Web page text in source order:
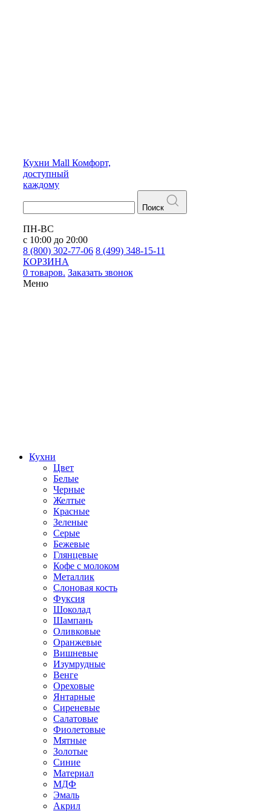
Кухни Mall Комфорт,
доступный
каждому
Поиск
ПН-ВС
с 10:00 до 20:00
8 (800) 302-77-06 8 (499) 348-15-11
КОРЗИНА
0 товаров. Заказать звонок
Меню
Кухни
Цвет
Белые
Черные
Желтые
Красные
Зеленые
Серые
Бежевые
Глянцевые
Кофе с молоком
Металлик
Слоновая кость
Фуксия
Шоколад
Шампань
Оливковые
Оранжевые
Вишневые
Изумрудные
Венге
Ореховые
Янтарные
Сиреневые
Салатовые
Фиолетовые
Мятные
Золотые
Синие
Материал
МДФ
Эмаль
Акрил